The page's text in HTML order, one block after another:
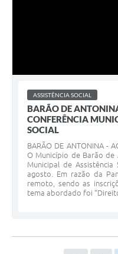
ASSISTÊNCIA SOCIAL
BARÃO DE
CONFERÊNCIA
SOCIAL
BARÃO DE ANTONINA -
O Município de Barão de
Municipal de
agosto. Em razão da
remoto, sendo as
tema abordado foi